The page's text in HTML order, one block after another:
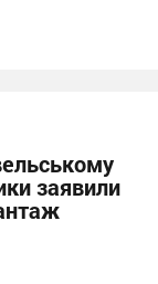
заявили